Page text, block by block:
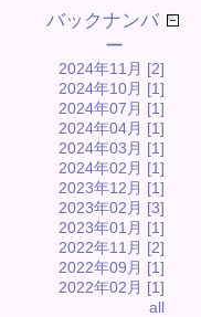
バックナンバ
ー
2024年11月 [2]
2024年10月 [1]
2024年07月 [1]
2024年04月 [1]
2024年03月 [1]
2024年02月 [1]
2023年12月 [1]
2023年02月 [3]
2023年01月 [1]
2022年11月 [2]
2022年09月 [1]
2022年02月 [1]
all